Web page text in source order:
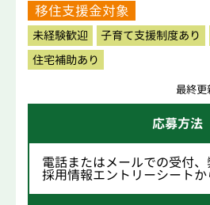
移住支援金対象
未経験歓迎 子育て支援制度あり
住宅補助あり
最終更
応募方法
電話またはメールでの受付
採用情報エントリーシートか